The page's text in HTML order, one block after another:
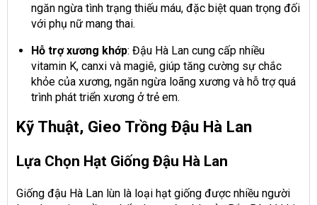
ngăn ngừa tình trạng thiếu máu, đặc biệt quan trọng đối
với phụ nữ mang thai.
Hỗ trợ xương khớp: Đậu Hà Lan cung cấp nhiều
vitamin K, canxi và magiê, giúp tăng cường sự chắc
khỏe của xương, ngăn ngừa loãng xương và hỗ trợ quá
trình phát triển xương ở trẻ em.
Kỹ Thuật, Gieo Trồng Đậu Hà Lan
Lựa Chọn Hạt Giống Đậu Hà Lan
Giống đậu Hà Lan lùn là loại hạt giống được nhiều người